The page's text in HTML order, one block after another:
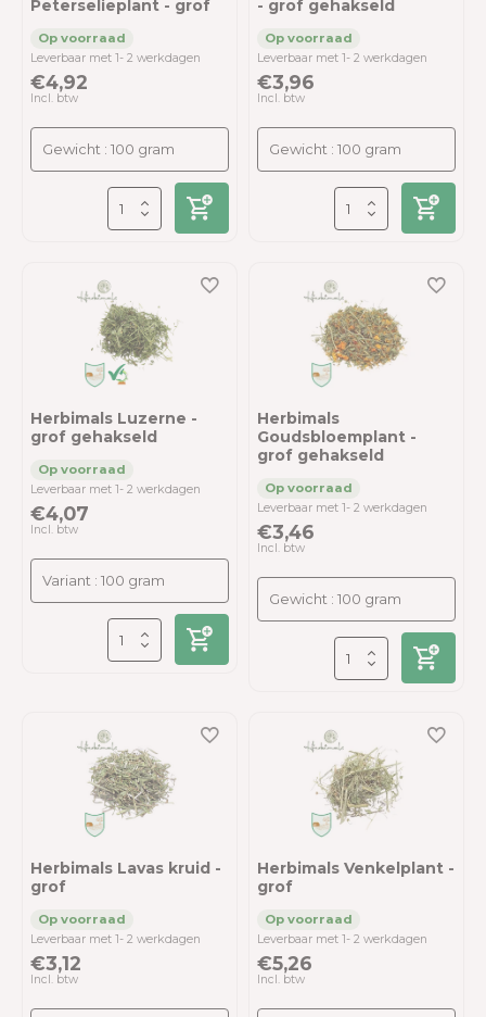
Peterselieplant - grof
Leverbaar met 1- 2 werkdagen
€4,92
Incl. btw
- grof gehakseld
Leverbaar met 1- 2 werkdagen
€3,96
Incl. btw
Herbimals Luzerne -
grof gehakseld
Leverbaar met 1- 2 werkdagen
€4,07
Incl. btw
Herbimals
Goudsbloemplant -
grof gehakseld
Leverbaar met 1- 2 werkdagen
€3,46
Incl. btw
Herbimals Lavas kruid -
grof
Leverbaar met 1- 2 werkdagen
€3,12
Incl. btw
Herbimals Venkelplant -
grof
Leverbaar met 1- 2 werkdagen
€5,26
Incl. btw